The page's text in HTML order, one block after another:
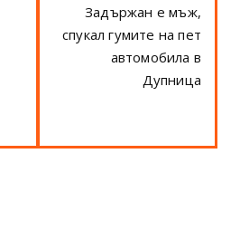
Задържан е мъж,
спукал гумите на пет
автомобила в
Дупница